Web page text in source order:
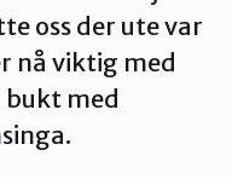
Melhus
Namdalen
oss der ute var
nå viktig med
med